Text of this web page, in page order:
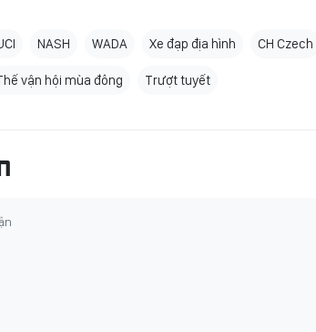
NASH WADA Xe đạp địa hình CH Czech
vận hội mùa đông Trượt tuyết